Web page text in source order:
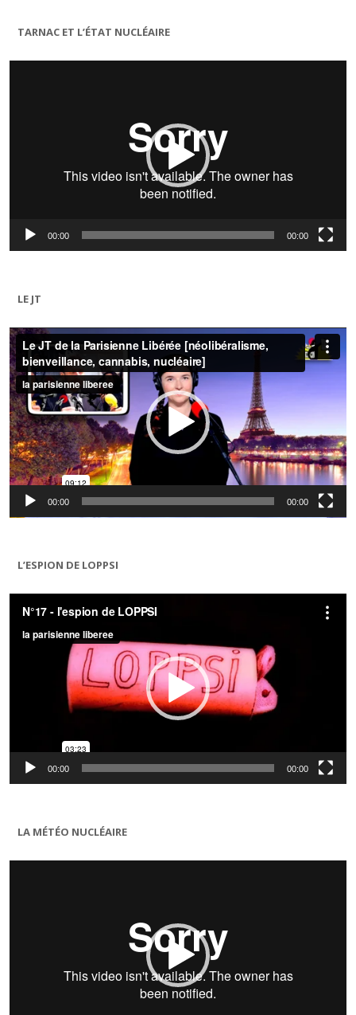
TARNAC ET L’ÉTAT NUCLÉAIRE
Lecteur
00:00 00:00
LE JT
Lecteur
vidéo
00:00 00:00
L’ESPION DE LOPPSI
Lecteur
vidéo
00:00 00:00
LA MÉTÉO NUCLÉAIRE
Lecteur